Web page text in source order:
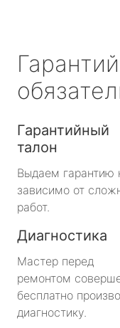
Гарантийный
талон
Выдаем гарантию
зависимо от
работ.
Диагностика
Мастер перед
ремонтом
бесплатно
диагностику.